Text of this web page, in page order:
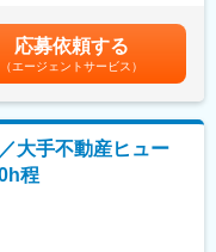
もいらっしゃるかと思い
パニーとなって、そうい
のあり方を変えていきた
向き合っています。。
対応・贈答関連対応・デー
岐にわたります。
求められ、様々な業務経
お任せします。
握した上での移動や交通
は賞与（年1回）を含みま
選考を通じて上下する可
を含めた表記です。
応募依頼する
（エージェントサービス）
大手不動産ヒュー
程